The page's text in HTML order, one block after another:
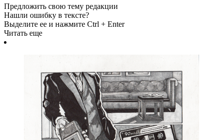
Предложить свою тему редакции
Нашли ошибку в тексте?
Выделите ее и нажмите Ctrl + Enter
Читать еще